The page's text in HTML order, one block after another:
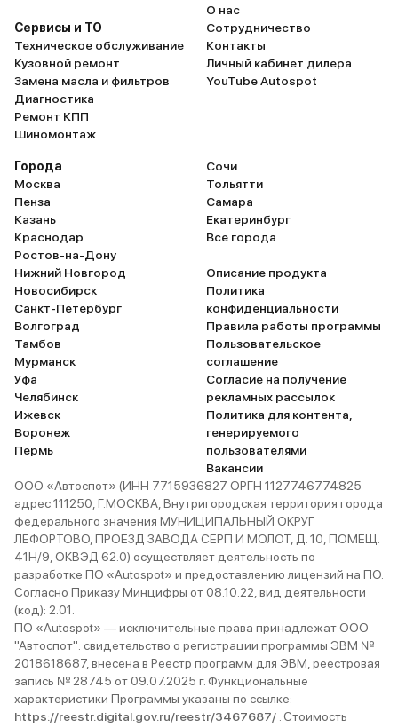
Сервисы и ТО
Техническое обслуживание
Кузовной ремонт
Замена масла и фильтров
Диагностика
Ремонт КПП
Шиномонтаж
О нас
Сотрудничество
Контакты
Личный кабинет дилера
YouTube Autospot
Города
Москва
Пенза
Казань
Краснодар
Ростов-на-Дону
Нижний Новгород
Новосибирск
Санкт-Петербург
Волгоград
Тамбов
Мурманск
Уфа
Челябинск
Ижевск
Воронеж
Пермь
Сочи
Тольятти
Самара
Екатеринбург
Все города
Описание продукта
Политика
конфиденциальности
Правила работы программы
Пользовательское
соглашение
Согласие на получение
рекламных рассылок
Политика для контента,
генерируемого
пользователями
Вакансии
ООО «Автоспот» (ИНН 7715936827 ОРГН 1127746774825
адрес 111250, Г.МОСКВА, Внутригородская территория города
федерального значения МУНИЦИПАЛЬНЫЙ ОКРУГ
ЛЕФОРТОВО, ПРОЕЗД ЗАВОДА СЕРП И МОЛОТ, Д. 10, ПОМЕЩ.
41Н/9, ОКВЭД 62.0) осуществляет деятельность по
разработке ПО «Autospot» и предоставлению лицензий на ПО.
Согласно Приказу Минцифры от 08.10.22, вид деятельности
(код): 2.01.
ПО «Autospot» — исключительные права принадлежат ООО
"Автоспот": свидетельство о регистрации программы ЭВМ №
2018618687, внесена в Реестр программ для ЭВМ, реестровая
запись № 28745 от 09.07.2025 г. Функциональные
характеристики Программы указаны по ссылке:
https://reestr.digital.gov.ru/reestr/3467687/ . Стоимость